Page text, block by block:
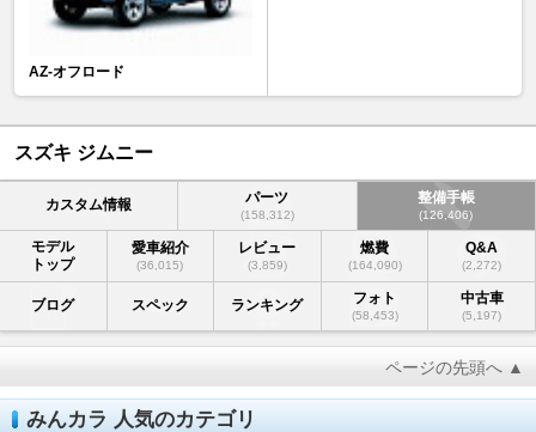
AZ-オフロード
スズキ ジムニー
カスタム情報 パーツ
(158,312)
整備手帳
(126,406)
モデル
トップ
愛車紹介
(36,015)
レビュー
(3,859)
燃費
(164,090)
Q&A
(2,272)
ブログ スペック ランキング フォト
(58,453)
中古車
(5,197)
ページの先頭へ ▲
みんカラ 人気のカテゴリ